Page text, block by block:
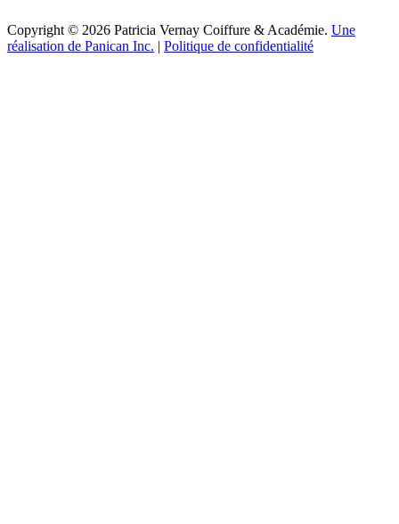
Copyright © 2026 Patricia Vernay Coiffure & Académie. Une
réalisation de Panican Inc. | Politique de confidentialité